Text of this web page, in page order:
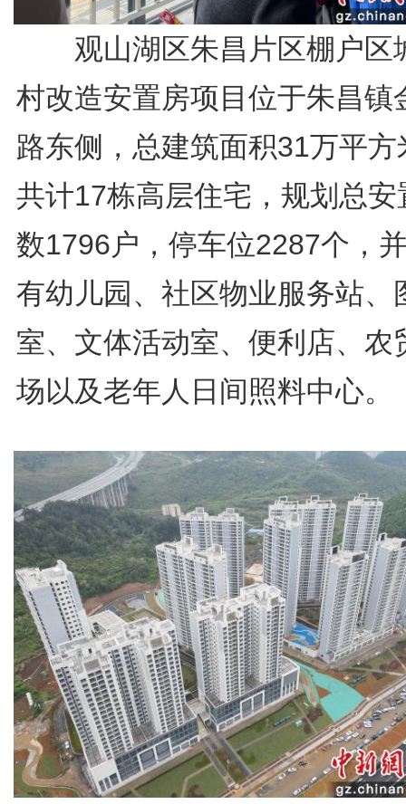
观山湖区朱昌片区棚户区
村改造安置房项目位于朱昌镇
路东侧，总建筑面积31万平方
共计17栋高层住宅，规划总安
数1796户，停车位2287个，
有幼儿园、社区物业服务站、
室、文体活动室、便利店、农
场以及老年人日间照料中心。